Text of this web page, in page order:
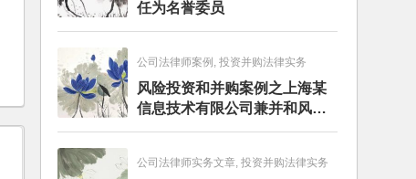
任为名誉委员
公司法律师案例, 投资并购法律实务
风险投资和并购案例之上海某
信息技术有限公司兼并和风险
投资服务
公司法律师实务文章, 投资并购法律实务